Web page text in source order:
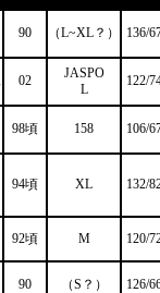
90 （L~XL？） 136/
02
JASPO
L
122/
98頃 158 106/
94頃 XL 132/
92頃 M 120/
90 （S？） 126/